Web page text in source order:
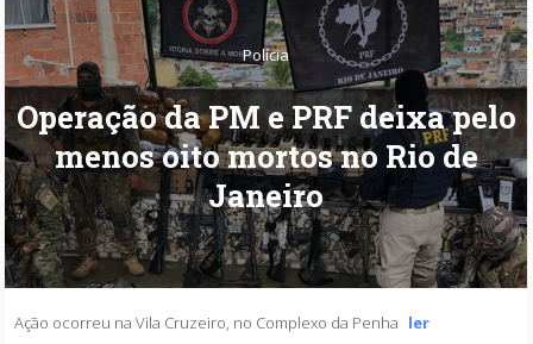
Polícia
Operação da PM e PRF deixa pelo
menos oito mortos no Rio de
Janeiro
Ação ocorreu na Vila Cruzeiro, no Complexo da Penha ler